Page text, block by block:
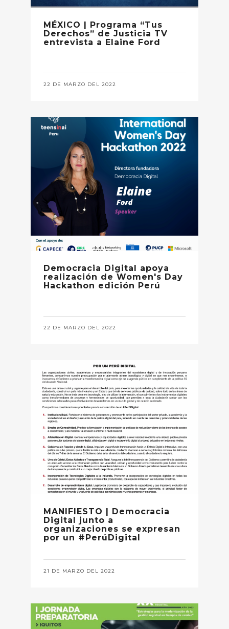
MÉXICO | Programa “Tus
Derechos” de Justicia TV
entrevista a Elaine Ford
22 DE MARZO DEL 2022
Democracia Digital apoya
realización de Women's Day
Hackathon edición Perú
22 DE MARZO DEL 2022
MANIFIESTO | Democracia
Digital junto a
organizaciones se expresan
por un #PerúDigital
21 DE MARZO DEL 2022